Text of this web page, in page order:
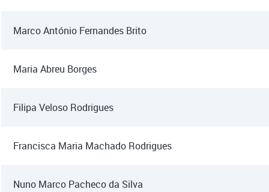
Marco António Fernandes Brito
Maria Abreu Borges
Filipa Veloso Rodrigues
Francisca Maria Machado Rodrigues
Nuno Marco Pacheco da Silva